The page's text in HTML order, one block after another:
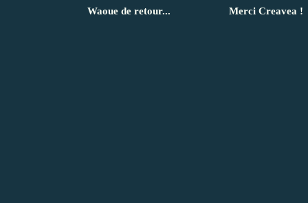
Waoue de retour... Merci Creavea !